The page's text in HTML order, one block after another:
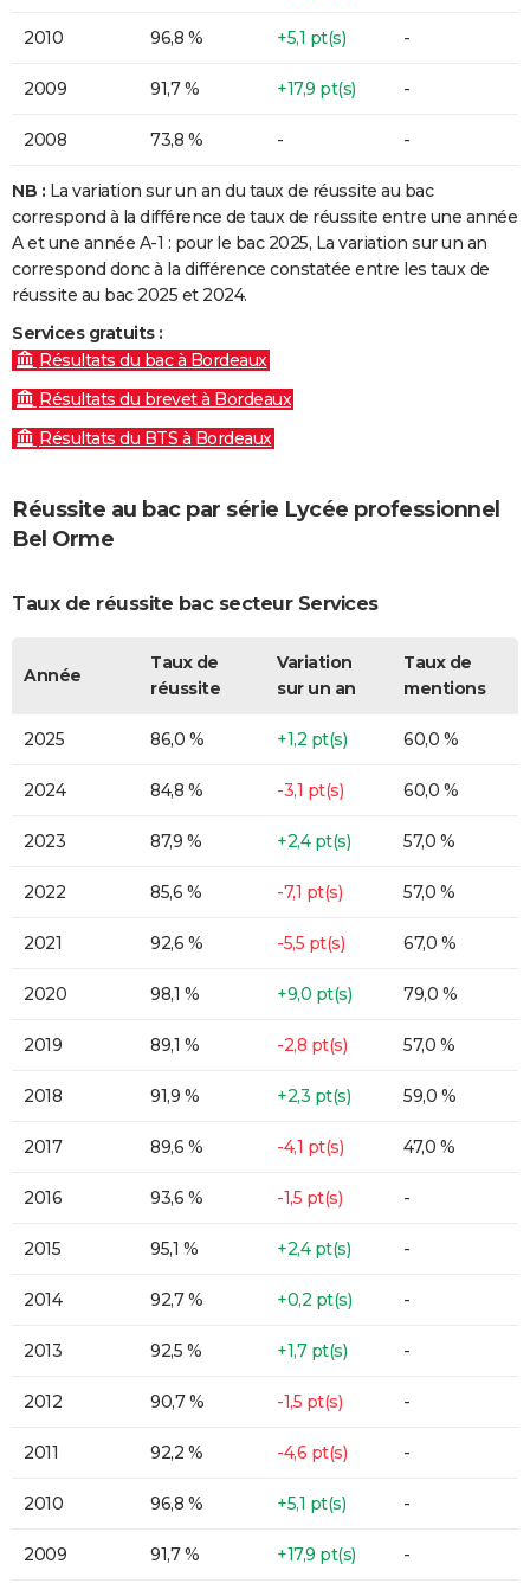
2010 96,8 % +5,1 pt(s) -
2009 91,7 % +17,9 pt(s) -
2008 73,8 % - -
NB : La variation sur un an du taux de réussite au bac
correspond à la différence de taux de réussite entre une année
A et une année A-1 : pour le bac 2025, La variation sur un an
correspond donc à la différence constatée entre les taux de
réussite au bac 2025 et 2024.
Services gratuits :
Résultats du bac à Bordeaux
Résultats du brevet à Bordeaux
Résultats du BTS à Bordeaux
Réussite au bac par série Lycée professionnel
Bel Orme
Taux de réussite bac secteur Services
Année
Taux de
réussite
Variation
sur un an
Taux de
mentions
2025 86,0 % +1,2 pt(s) 60,0 %
2024 84,8 % -3,1 pt(s) 60,0 %
2023 87,9 % +2,4 pt(s) 57,0 %
2022 85,6 % -7,1 pt(s) 57,0 %
2021 92,6 % -5,5 pt(s) 67,0 %
2020 98,1 % +9,0 pt(s) 79,0 %
2019 89,1 % -2,8 pt(s) 57,0 %
2018 91,9 % +2,3 pt(s) 59,0 %
2017 89,6 % -4,1 pt(s) 47,0 %
2016 93,6 % -1,5 pt(s) -
2015 95,1 % +2,4 pt(s) -
2014 92,7 % +0,2 pt(s) -
2013 92,5 % +1,7 pt(s) -
2012 90,7 % -1,5 pt(s) -
2011 92,2 % -4,6 pt(s) -
2010 96,8 % +5,1 pt(s) -
2009 91,7 % +17,9 pt(s) -